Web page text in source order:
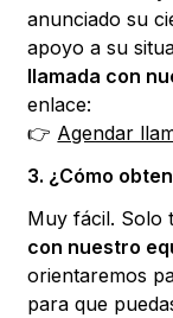
anunciado su
apoyo a su
llamada con
enlace:
👉 Agendar
3. ¿Cómo
Muy fácil. Solo
con nuestro
orientaremos
para que